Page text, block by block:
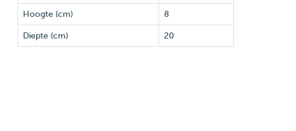
Hoogte (cm) 8
Diepte (cm) 20